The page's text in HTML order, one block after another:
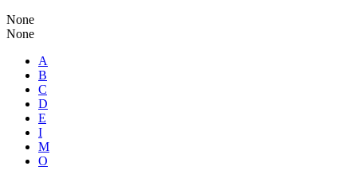
None
None
A
B
C
D
E
I
M
O